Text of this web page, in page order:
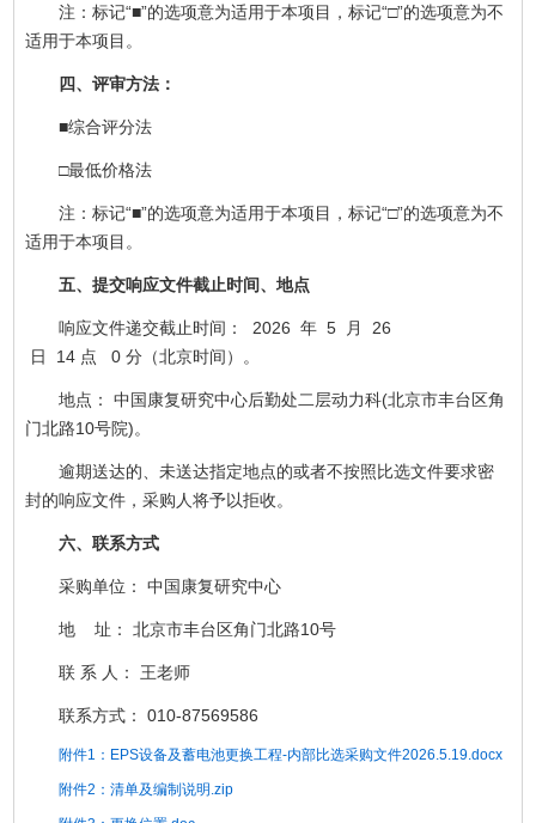
注：标记“■”的选项意为适用于本项目，标记“□”的选项意为不
适用于本项目。
四、评审方法：
■综合评分法
□最低价格法
注：标记“■”的选项意为适用于本项目，标记“□”的选项意为不
适用于本项目。
五、提交响应文件截止时间、地点
响应文件递交截止时间： 2026 年 5 月 26
日 14 点 0 分（北京时间）。
地点： 中国康复研究中心后勤处二层动力科(北京市丰台区角
门北路10号院)。
逾期送达的、未送达指定地点的或者不按照比选文件要求密
封的响应文件，采购人将予以拒收。
六、联系方式
采购单位： 中国康复研究中心
地 址： 北京市丰台区角门北路10号
联 系 人： 王老师
联系方式： 010-87569586
附件1：EPS设备及蓄电池更换工程-内部比选采购文件2026.5.19.docx
附件2：清单及编制说明.zip